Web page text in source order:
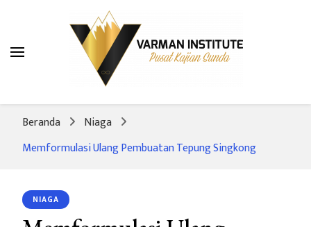
Varman Institute
Pusat Kajian Sunda
Beranda
Niaga
Memformulasi Ulang Pembuatan Tepung Singkong
NIAGA